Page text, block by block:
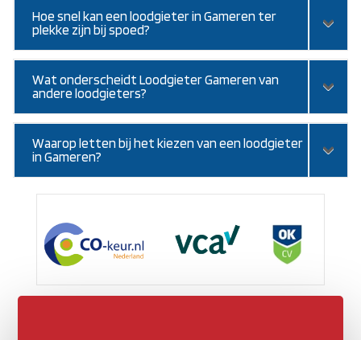
Hoe snel kan een loodgieter in Gameren ter
plekke zijn bij spoed?
Wat onderscheidt Loodgieter Gameren van
andere loodgieters?
Waarop letten bij het kiezen van een loodgieter
in Gameren?